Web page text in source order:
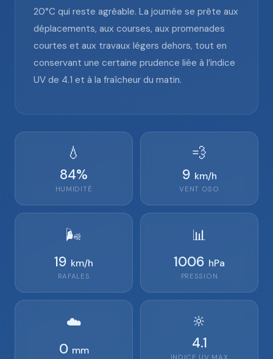
20°C qui reste agréable. La journée se prête aux
déplacements, aux courses, aux promenades
courtes et aux travaux légers dehors, tout en
conservant une certaine prudence liée à l’indice
UV de 4.1 et à la fraîcheur du matin.
💧
84%
HUMIDITÉ
💨
9 km/h
VENT OSO
🌬️
19 km/h
RAFALES
📊
1006 hPa
PRESSION
☁️
0 mm
🔆
4.1